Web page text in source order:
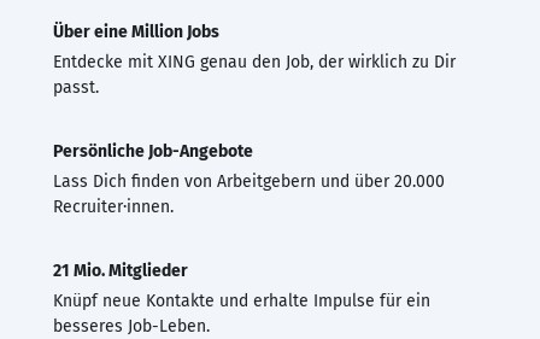
Über eine Million Jobs
Entdecke mit XING genau den Job, der wirklich zu Dir
passt.
Persönliche Job-Angebote
Lass Dich finden von Arbeitgebern und über 20.000
Recruiter·innen.
21 Mio. Mitglieder
Knüpf neue Kontakte und erhalte Impulse für ein
besseres Job-Leben.